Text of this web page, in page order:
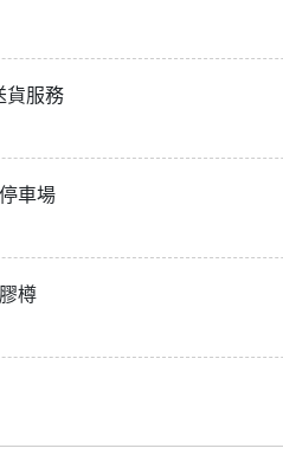
貨服務
車場
膠樽